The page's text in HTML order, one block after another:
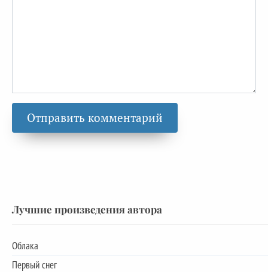
Лучшие произведения автора
Облака
Первый снег